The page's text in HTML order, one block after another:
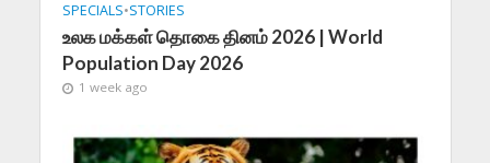
SPECIALS•STORIES
உலக மக்கள் தொகை தினம் 2026 | World
Population Day 2026
1 week ago